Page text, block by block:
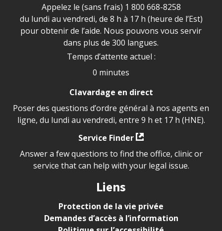
Appelez le (sans frais) 1 800 668-8258
du lundi au vendredi, de 8 h à 17 h (heure de l’Est)
pour obtenir de l’aide. Nous pouvons vous servir
dans plus de 300 langues.
Temps d’attente actuel :
0 minutes
Clavardage en direct
Poser des questions d’ordre général à nos agents en
ligne, du lundi au vendredi, entre 9 h et 17 h (HNE).
Service Finder
Answer a few questions to find the office, clinic or
service that can help with your legal issue.
Liens
Protection de la vie privée
Demandes d’accès à l’information